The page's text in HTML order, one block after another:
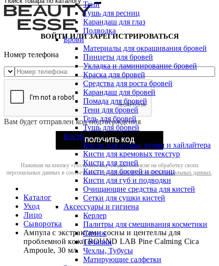
Тени
Тушь для ресниц
Карандаш для глаз
Подводка
Брови
Материалы для окрашивания бровей
Пинцеты для бровей
Укладка и ламинирование бровей
Краска для бровей
Средства для роста бровей
Карандаш для бровей
Помада для бровей
Тени для бровей
Гель для бровей
Тушь для бровей
Кисти
Кисти для пудры, румян и хайлайтера
Кисти для кремовых текстур
Кисти для теней
Кисти для бровей и ресниц
Кисти для губ и подводки
Очищающие средства для кистей
Сетки для сушки кистей
Аксессуары и гигиена
Керлер
Палитры для смешивания косметики
Спонж
Точилки
Чехлы, Тубусы
Матирующие салфетки
ВОЙТИ ИЛИ ЗАРЕГИСТРИРОВАТЬСЯ
Номер телефона
Вам будет отправлен код подтверждения
ПОЛУЧИТЬ КОД
Нажимая на кнопку «Получить код», я даю согласие на обработку своих
персональных данных в соответствии сполитикой обработки персональных данных.
Каталог
Уход
Лицо
Сыворотка
Ампула с экстрактами сосны и центеллы для
проблемной кожи ROUND LAB Pine Calming Cica
Ampoule, 30 мл.